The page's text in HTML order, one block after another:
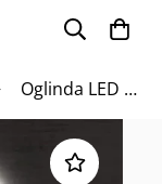
Oglinda LED Ovala 60x80cm Functie Dezaburire si Touch J20